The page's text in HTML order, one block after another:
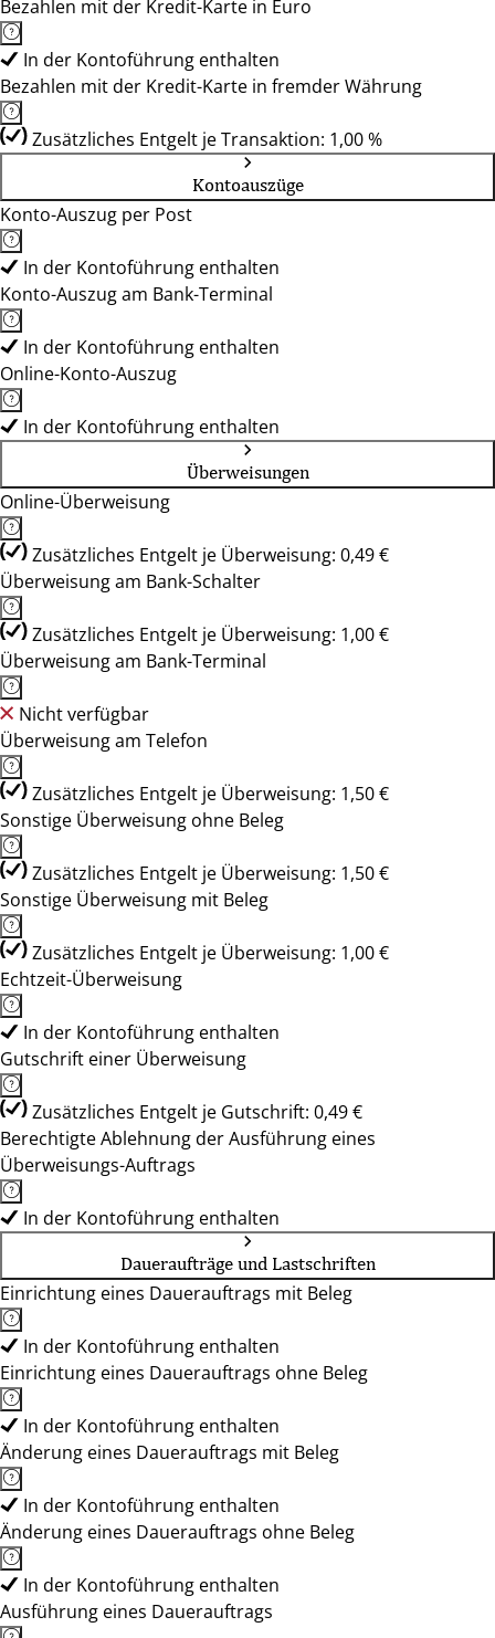
Bezahlen mit der Kredit-Karte in Euro
In der Kontoführung enthalten
Bezahlen mit der Kredit-Karte in fremder Währung
Zusätzliches Entgelt je Transaktion: 1,00 %
Kontoauszüge
Konto-Auszug per Post
In der Kontoführung enthalten
Konto-Auszug am Bank-Terminal
In der Kontoführung enthalten
Online-Konto-Auszug
In der Kontoführung enthalten
Überweisungen
Online-Überweisung
Zusätzliches Entgelt je Überweisung: 0,49 €
Überweisung am Bank-Schalter
Zusätzliches Entgelt je Überweisung: 1,00 €
Überweisung am Bank-Terminal
Nicht verfügbar
Überweisung am Telefon
Zusätzliches Entgelt je Überweisung: 1,50 €
Sonstige Überweisung ohne Beleg
Zusätzliches Entgelt je Überweisung: 1,50 €
Sonstige Überweisung mit Beleg
Zusätzliches Entgelt je Überweisung: 1,00 €
Echtzeit-Überweisung
In der Kontoführung enthalten
Gutschrift einer Überweisung
Zusätzliches Entgelt je Gutschrift: 0,49 €
Berechtigte Ablehnung der Ausführung eines
Überweisungs-Auftrags
In der Kontoführung enthalten
Daueraufträge und Lastschriften
Einrichtung eines Dauerauftrags mit Beleg
In der Kontoführung enthalten
Einrichtung eines Dauerauftrags ohne Beleg
In der Kontoführung enthalten
Änderung eines Dauerauftrags mit Beleg
In der Kontoführung enthalten
Änderung eines Dauerauftrags ohne Beleg
In der Kontoführung enthalten
Ausführung eines Dauerauftrags